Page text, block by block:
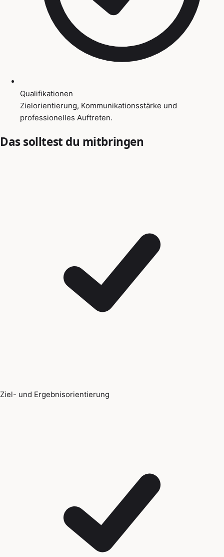
Qualifikationen
Zielorientierung, Kommunikationsstärke und
professionelles Auftreten.
Das solltest du mitbringen
Ziel- und Ergebnisorientierung